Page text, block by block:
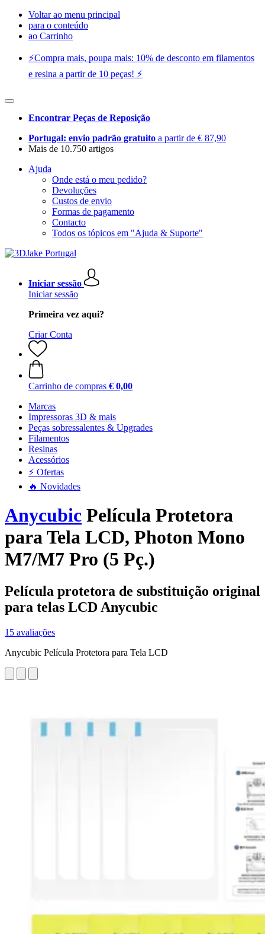
Voltar ao menu principal
para o conteúdo
ao Carrinho
⚡️Compra mais, poupa mais: 10% de desconto em filamentos
e resina a partir de 10 peças! ⚡️
Encontrar Peças de Reposição
Portugal: envio padrão gratuito a partir de € 87,90
Mais de 10.750 artigos
Ajuda
Onde está o meu pedido?
Devoluções
Custos de envio
Formas de pagamento
Contacto
Todos os tópicos em "Ajuda & Suporte"
Iniciar sessão
Iniciar sessão
Primeira vez aqui?
Criar Conta
Carrinho de compras € 0,00
Marcas
Impressoras 3D & mais
Peças sobressalentes & Upgrades
Filamentos
Resinas
Acessórios
⚡ Ofertas
🔥 Novidades
Anycubic Película Protetora
para Tela LCD, Photon Mono
M7/M7 Pro (5 Pç.)
Película protetora de substituição original
para telas LCD Anycubic
15 avaliações
Anycubic Película Protetora para Tela LCD